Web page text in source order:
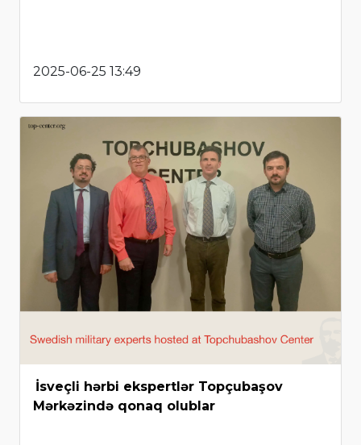
2025-06-25 13:49
İsveçli hərbi ekspertlər Topçubaşov
Mərkəzində qonaq olublar